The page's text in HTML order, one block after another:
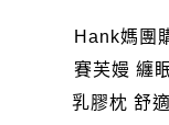
Hank媽團
賽芙嫚 纏
乳膠枕 舒